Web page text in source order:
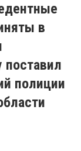
в
поставил
полиции